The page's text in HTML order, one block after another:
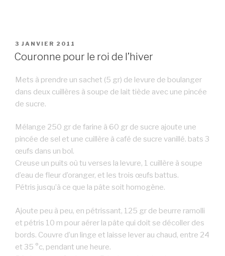
PUBLIÉ
LE
3 JANVIER 2011
Couronne pour le roi de l’hiver
Mets à prendre un sachet (5 gr) de levure de boulanger
dans deux cuillères à soupe de lait tiède avec une pincée
de sucre.
Mélange 250 gr de farine à 60 gr de sucre ajoute une
pincée de sel et une cuillère à café de sucre vanillé. bats 3
œufs dans un bol.
Creuse un puits où tu verses la levure, 1 cuillère à soupe
d’eau de fleur d’oranger, et les trois œufs battus.
Pétris jusqu’à ce que la pâte soit homogène.
Ajoute peu à peu, en pétrissant, 125 gr de beurre ramolli
et pétris 10 m pour aérer la pâte qui doit se décoller des
bords. Couvre d’un linge et laisse lever au chaud, entre 24
et 35 °c, pendant une heure.